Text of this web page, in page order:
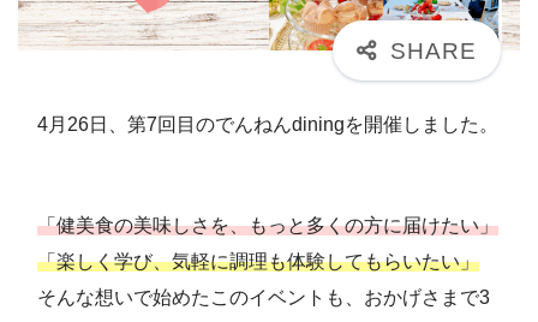
4月26日、第7回目のでんねんdiningを開催しました。
「健美食の美味しさを、もっと多くの方に届けたい」
「楽しく学び、気軽に調理も体験してもらいたい」
そんな想いで始めたこのイベントも、おかげさまで3